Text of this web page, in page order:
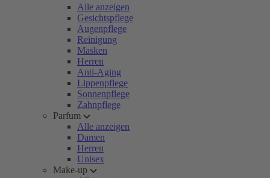
Alle anzeigen
Gesichtspflege
Augenpflege
Reinigung
Masken
Herren
Anti-Aging
Lippenpflege
Sonnenpflege
Zahnpflege
Parfum
Alle anzeigen
Damen
Herren
Unisex
Make-up